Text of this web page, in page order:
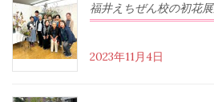
福井えちぜん校の初花
2023年11月4日